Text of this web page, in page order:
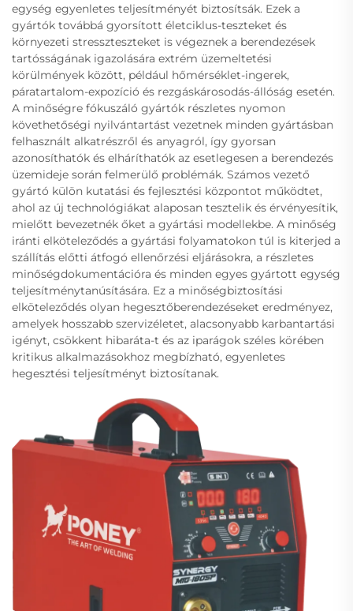
egység egyenletes teljesítményét biztosítsák. Ezek a
gyártók továbbá gyorsított életciklus-teszteket és
környezeti stresszteszteket is végeznek a berendezések
tartósságának igazolására extrém üzemeltetési
körülmények között, például hőmérséklet-ingerek,
páratartalom-expozíció és rezgáskárosodás-állóság esetén.
A minőségre fókuszáló gyártók részletes nyomon
követhetőségi nyilvántartást vezetnek minden gyártásban
felhasznált alkatrészről és anyagról, így gyorsan
azonosíthatók és elháríthatók az esetlegesen a berendezés
üzemideje során felmerülő problémák. Számos vezető
gyártó külön kutatási és fejlesztési központot működtet,
ahol az új technológiákat alaposan tesztelik és érvényesítik,
mielőtt bevezetnék őket a gyártási modellekbe. A minőség
iránti elköteleződés a gyártási folyamatokon túl is kiterjed a
szállítás előtti átfogó ellenőrzési eljárásokra, a részletes
minőségdokumentációra és minden egyes gyártott egység
teljesítménytanúsítására. Ez a minőségbiztosítási
elköteleződés olyan hegesztőberendezéseket eredményez,
amelyek hosszabb szervizéletet, alacsonyabb karbantartási
igényt, csökkent hibaráta-t és az iparágok széles körében
kritikus alkalmazásokhoz megbízható, egyenletes
hegesztési teljesítményt biztosítanak.